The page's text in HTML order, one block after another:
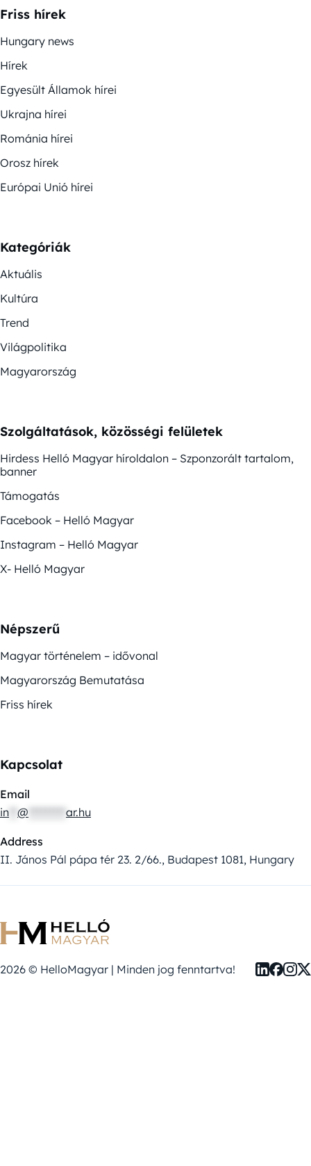
Friss hírek
Hungary news
Hírek
Egyesült Államok hírei
Ukrajna hírei
Románia hírei
Orosz hírek
Európai Unió hírei
Kategóriák
Aktuális
Kultúra
Trend
Világpolitika
Magyarország
Szolgáltatások, közösségi felületek
Hirdess Helló Magyar híroldalon – Szponzorált tartalom,
banner
Támogatás
Facebook – Helló Magyar
Instagram – Helló Magyar
X- Helló Magyar
Népszerű
Magyar történelem – idővonal
Magyarország Bemutatása
Friss hírek
Kapcsolat
Email
in @ ar.hu
Address
II. János Pál pápa tér 23. 2/66., Budapest 1081, Hungary
2026 © HelloMagyar | Minden jog fenntartva!